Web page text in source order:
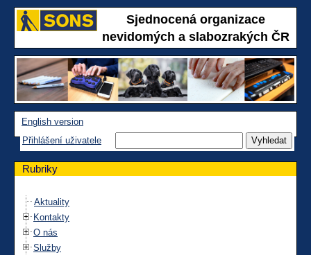
Sjednocená organizace
nevidomých a slabozrakých ČR
English version
Přihlášení uživatele
Rubriky
Aktuality
Kontakty
O nás
Služby